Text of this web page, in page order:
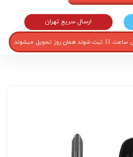
ارسال سریع تهران
میشوند